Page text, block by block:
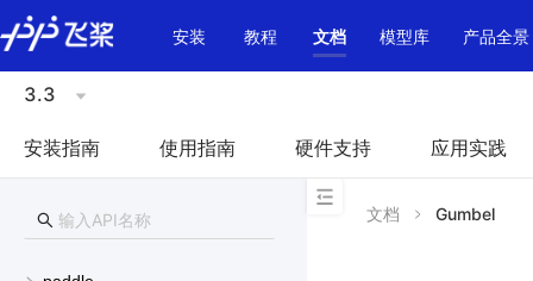
\u200E
安装
教程 文档 模型库 产品全景
3.3
安装指南 使用指南 硬件支持 应用实践
文档 Gumbel